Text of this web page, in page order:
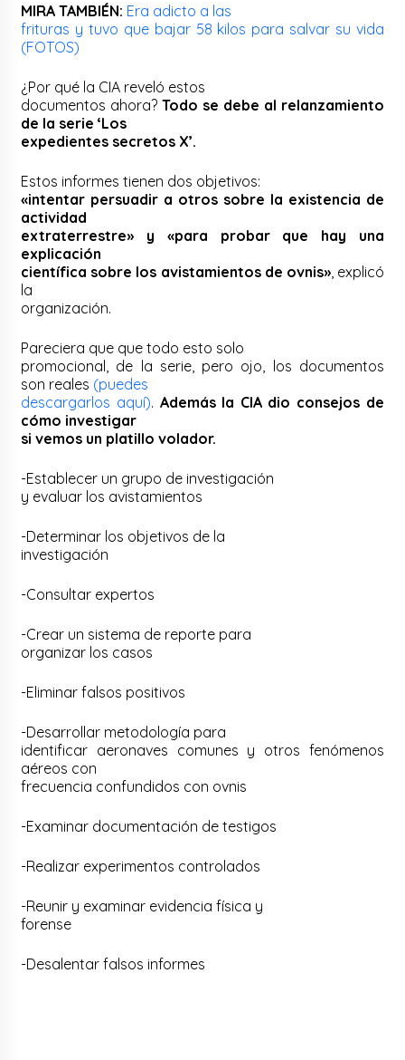
MIRA TAMBIÉN: Era adicto a las
frituras y tuvo que bajar 58 kilos para salvar su vida
(FOTOS)
¿Por qué la CIA reveló estos
documentos ahora?Todo se debe al relanzamiento
de la serie ‘Los
expedientes secretos X’.
Estos informes tienen dos objetivos:
«intentar persuadir a otros sobre la existencia de
actividad
extraterrestre» y «para probar que hay una
explicación
científica sobre los avistamientos de ovnis», explicó
la
organización.
Pareciera que que todo esto solo
promocional, de la serie, pero ojo, los documentos
son reales (puedes
descargarlos aquí). Además la CIA dio consejos de
cómo investigar
si vemos un platillo volador.
-Establecer un grupo de investigación
y evaluar los avistamientos
-Determinar los objetivos de la
investigación
-Consultar expertos
-Crear un sistema de reporte para
organizar los casos
-Eliminar falsos positivos
-Desarrollar metodología para
identificar aeronaves comunes y otros fenómenos
aéreos con
frecuencia confundidos con ovnis
-Examinar documentación de testigos
-Realizar experimentos controlados
-Reunir y examinar evidencia física y
forense
-Desalentar falsos informes